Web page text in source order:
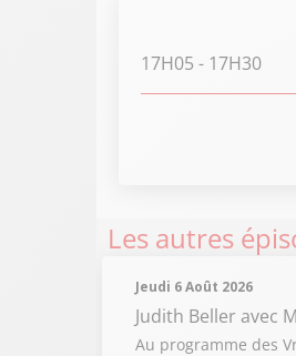
17H05 - 17H30
Les autres
Jeudi 6 Août 2026
Judith Beller avec
Au programme des